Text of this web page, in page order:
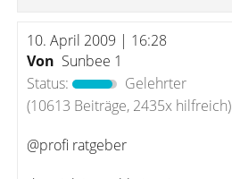
10. April 2009 | 16:28
Von Sunbee 1
Status:
Gelehrter
(10613 Beiträge, 2435x hilfreich)
@profi ratgeber